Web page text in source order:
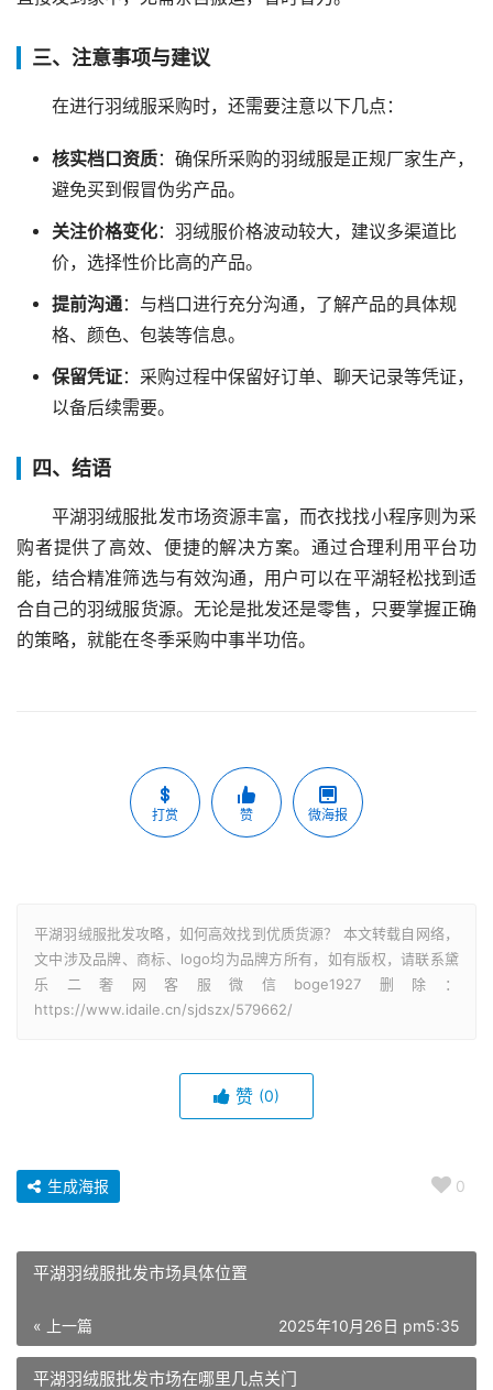
三、注意事项与建议
在进行羽绒服采购时，还需要注意以下几点：
核实档口资质：确保所采购的羽绒服是正规厂家生产，
避免买到假冒伪劣产品。
关注价格变化：羽绒服价格波动较大，建议多渠道比
价，选择性价比高的产品。
提前沟通：与档口进行充分沟通，了解产品的具体规
格、颜色、包装等信息。
保留凭证：采购过程中保留好订单、聊天记录等凭证，
以备后续需要。
四、结语
平湖羽绒服批发市场资源丰富，而衣找找小程序则为采
购者提供了高效、便捷的解决方案。通过合理利用平台功
能，结合精准筛选与有效沟通，用户可以在平湖轻松找到适
合自己的羽绒服货源。无论是批发还是零售，只要掌握正确
的策略，就能在冬季采购中事半功倍。
打赏 赞 微海报
平湖羽绒服批发攻略，如何高效找到优质货源？ 本文转载自网络，
文中涉及品牌、商标、logo均为品牌方所有，如有版权，请联系黛
乐二奢网客服微信boge1927删除：
https://www.idaile.cn/sjdszx/579662/
赞 (0)
0
生成海报
平湖羽绒服批发市场具体位置
« 上一篇 2025年10月26日 pm5:35
平湖羽绒服批发市场在哪里几点关门